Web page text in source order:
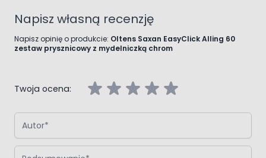
Napisz własną recenzję
Napisz opinię o produkcie: Oltens Saxan EasyClick Alling 60
zestaw prysznicowy z mydelniczką chrom
Twoja ocena:
Autor
Podsumowanie